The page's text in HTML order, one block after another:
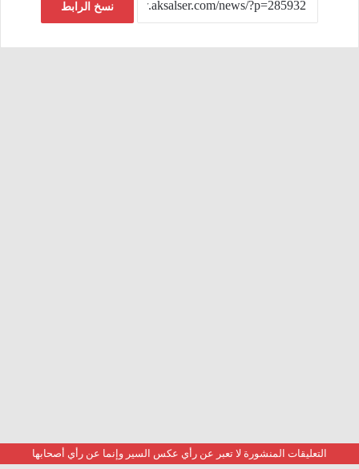
نسخ الرابط
التعليقات المنشورة لا تعبر عن رأي عكس السير وإنما عن رأي أصحابها